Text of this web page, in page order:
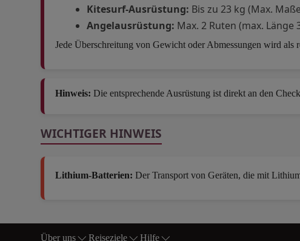
Kitesurf-Ausrüstung: Bis zu 23 kg (Max.
Angelausrüstung: Max. 2 Ruten (max.
Jede Überschreitung von Gewicht oder Abmessungen wird als
Hinweis: Die entsprechende Ausrüstung ist direkt an den
WICHTIGER HINWEIS
Lithium-Batterien: Der Transport von Geräten, die mit
Über uns Reiseziele Hilfe